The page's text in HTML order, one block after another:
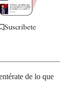
Suscríbete
de lo que